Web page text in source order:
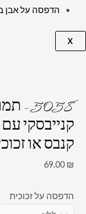
הדפסה על אבן
X
5058
קנייבסקי
קנבס או
69.00 ₪
הדפסה על זכוכית